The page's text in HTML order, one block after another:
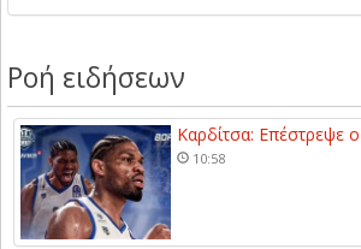
Ροή ειδήσεων
Καρδίτσα: Επέστρεψε
10:58